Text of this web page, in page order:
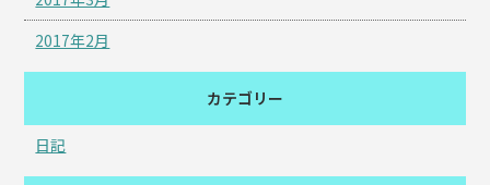
2017年2月
カテゴリー
日記